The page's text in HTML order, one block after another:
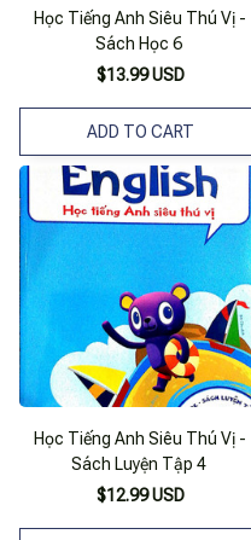
Học Tiếng Anh Siêu Thú Vị -
Sách Học 6
$13.99 USD
ADD TO CART
Học Tiếng Anh Siêu Thú Vị -
Sách Luyện Tập 4
$12.99 USD